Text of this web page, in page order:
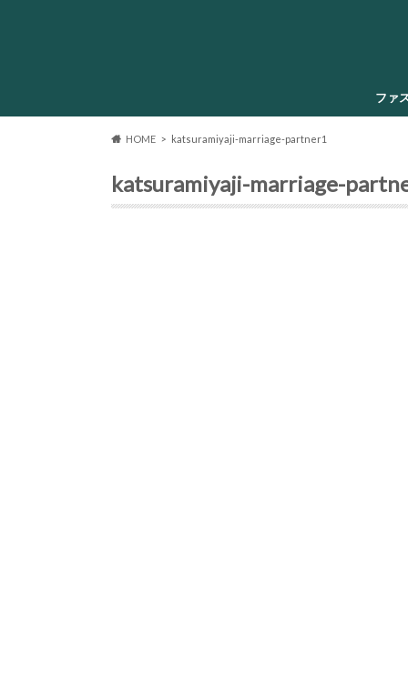
ファ
HOME katsuramiyaji-marriage-partner1
katsuramiyaji-marriage-